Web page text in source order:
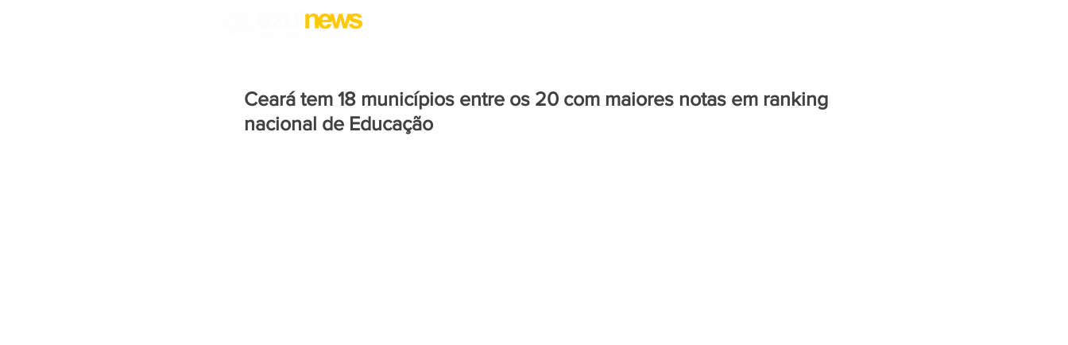
Ceará tem 18 municípios entre os 20 com maiores notas em ranking
nacional de Educação